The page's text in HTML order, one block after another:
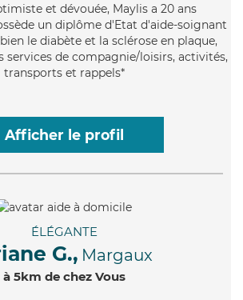
et dévouée, Maylis a 20 ans
un diplôme d'Etat d'aide-soignant
le diabète et la sclérose en plaque,
services de compagnie/loisirs, activités,
transports et rappels*
Afficher le profil
ÉLÉGANTE
G., Margaux
à 5km de chez Vous